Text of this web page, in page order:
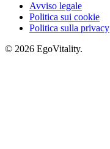
Avviso legale
Politica sui cookie
Politica sulla privacy
© 2026 EgoVitality.